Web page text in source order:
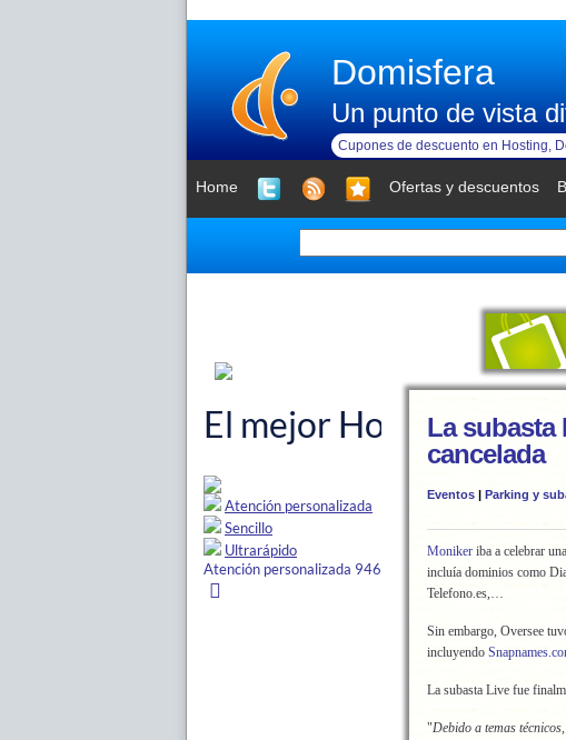
Domisfera
Un punto de vista
Cupones de descuento en Hosting,
Home Ofertas y descuentos
La subasta
cancelada
Eventos | Parking y
Moniker iba a celebrar
incluía dominios como
Telefono.es,…
Sin embargo, Oversee
incluyendo
La subasta Live fue
"Debido a temas